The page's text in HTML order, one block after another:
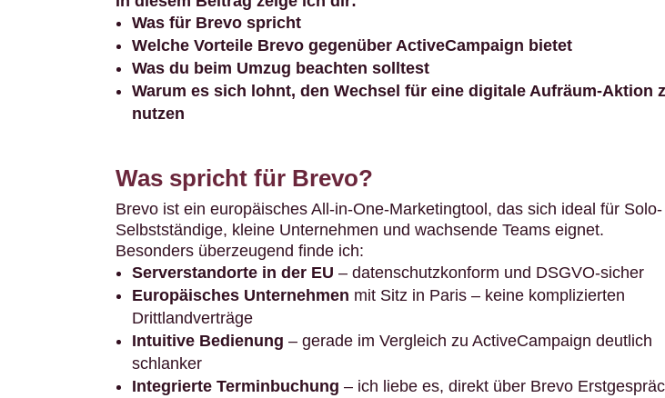
Was für Brevo spricht
Welche Vorteile Brevo gegenüber ActiveCampaign bietet
Was du beim Umzug beachten solltest
Warum es sich lohnt, den Wechsel für eine digitale Aufräum-Aktion
nutzen
Was spricht für Brevo?
Brevo ist ein europäisches All-in-One-Marketingtool, das sich ideal für Solo-
Selbstständige, kleine Unternehmen und wachsende Teams eignet.
Besonders überzeugend finde ich:
Serverstandorte in der EU – datenschutzkonform und DSGVO-sicher
Europäisches Unternehmen mit Sitz in Paris – keine komplizierten
Drittlandverträge
Intuitive Bedienung – gerade im Vergleich zu ActiveCampaign deutlich
schlanker
Integrierte Terminbuchung – ich liebe es, direkt über Brevo